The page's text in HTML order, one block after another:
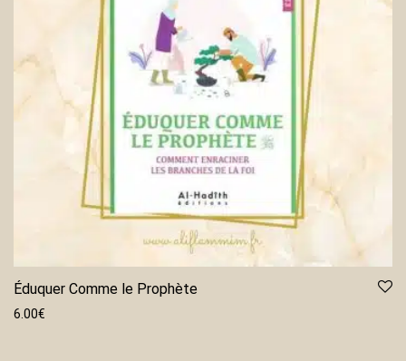
Éduquer Comme le Prophète
6.00€